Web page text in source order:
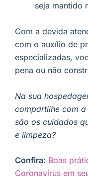
seja mantido
Com a devida
com o auxílio de
especializadas,
pena ou não
Na sua
compartilhe com
são os cuidados
e limpeza?
Confira: Boas
Coronavírus em